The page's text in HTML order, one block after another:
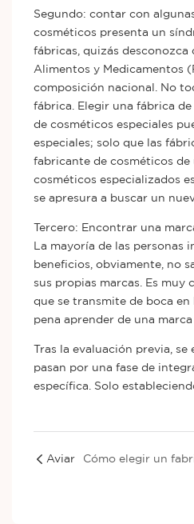
Segundo: contar con
cosméticos presenta un
fábricas, quizás
Alimentos y Medicamentos
composición nacional. No
fábrica. Elegir una fábrica
de cosméticos especiales
especiales; solo que las
fabricante de cosméticos de
cosméticos especializados
se apresura a buscar un
Tercero: Encontrar una
La mayoría de las personas
beneficios, obviamente, no
sus propias marcas. Es muy
que se transmite de boca en
pena aprender de una
Tras la evaluación previa,
pasan por una fase de
específica. Solo
Aviar